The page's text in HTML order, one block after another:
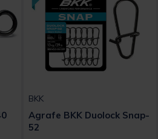
BKK
Agrafe BKK Duolock Snap-
52